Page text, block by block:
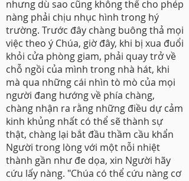
nhưng dù sao cũng không thể cho phép
nàng phải chịu nhục hình trong hý
trường. Trước đây chàng buông thả mọi
việc theo ý Chúa, giờ đây, khi bị xua đuổi
khỏi cửa phòng giam, phải quay trở về
chỗ ngồi của mình trong nhà hát, khi
mà qua những cái nhìn tò mò của mọi
người đang hướng về phía chàng,
chàng nhận ra rằng những điều dự cảm
kinh khủng nhất có thể sẽ thành sự
thật, chàng lại bắt đầu thầm cầu khẩn
Người trong lòng với một nỗi nhiệt
thành gần như đe dọa, xin Người hãy
cứu lấy nàng. "Chúa có thể cứu nàng cơ